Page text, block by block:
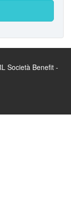
Società Benefit -